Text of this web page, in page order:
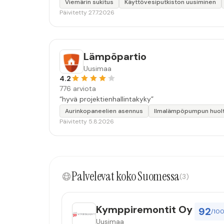
Viemärin sukitus Käyttövesiputkiston uusiminen
Päivitetty 27.7.2026
Lämpöpartio
Uusimaa
4.2
776 arviota
“hyvä projektienhallintakyky”
Aurinkopaneelien asennus Ilmalämpöpumpun
Päivitetty 5.8.2026
Palvelevat koko Suomessa(3)
92/100
Kymppiremontit Oy
Uusimaa